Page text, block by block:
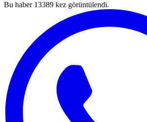
Bu haber 13389 kez görüntülendi.